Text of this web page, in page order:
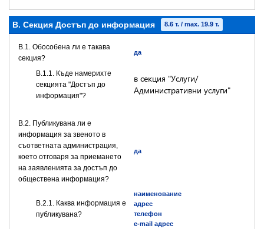
B. Секция Достъп до информация 8.6 т. / max. 19.9 т.
В.1. Обособена ли е такава
секция?
да
В.1.1. Къде намерихте
секцията "Достъп до
информация"?
в секция "Услуги/
Административни услуги"
В.2. Публикувана ли е
информация за звеното в
съответната администрация,
което отговаря за приемането
на заявленията за достъп до
обществена информация?
да
B.2.1. Каква информация е
публикувана?
наименование
адрес
телефон
e-mail адрес